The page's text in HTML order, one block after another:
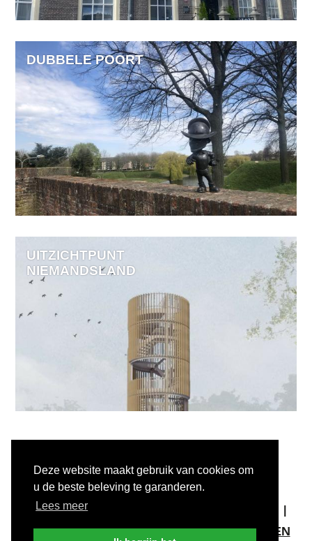
Deze website maakt gebruik van cookies om
u de beste beleving te garanderen.
Lees meer
DUBBELE POORT
UITZICHTPUNT
NIEMANDSLAND
COPYRIGHT © 2025 #INULST
ALGEMENE VOORWAARDEN
DISCLAIMER
MELD KWETSBAARHEDEN